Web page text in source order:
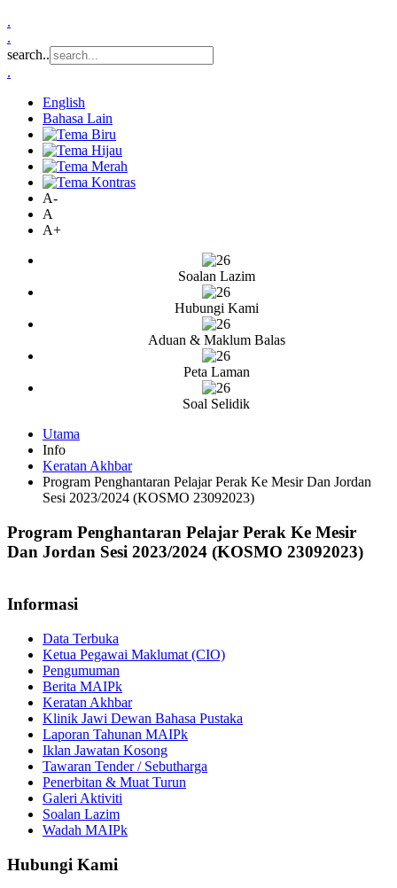
.
.
search..
.
English
Bahasa Lain
A-
A
A+
Soalan Lazim
Hubungi Kami
Aduan & Maklum Balas
Peta Laman
Soal Selidik
Utama
Info
Keratan Akhbar
Program Penghantaran Pelajar Perak Ke Mesir Dan Jordan
Sesi 2023/2024 (KOSMO 23092023)
Program Penghantaran Pelajar Perak Ke Mesir
Dan Jordan Sesi 2023/2024 (KOSMO 23092023)
Informasi
Data Terbuka
Ketua Pegawai Maklumat (CIO)
Pengumuman
Berita MAIPk
Keratan Akhbar
Klinik Jawi Dewan Bahasa Pustaka
Laporan Tahunan MAIPk
Iklan Jawatan Kosong
Tawaran Tender / Sebutharga
Penerbitan & Muat Turun
Galeri Aktiviti
Soalan Lazim
Wadah MAIPk
Hubungi Kami